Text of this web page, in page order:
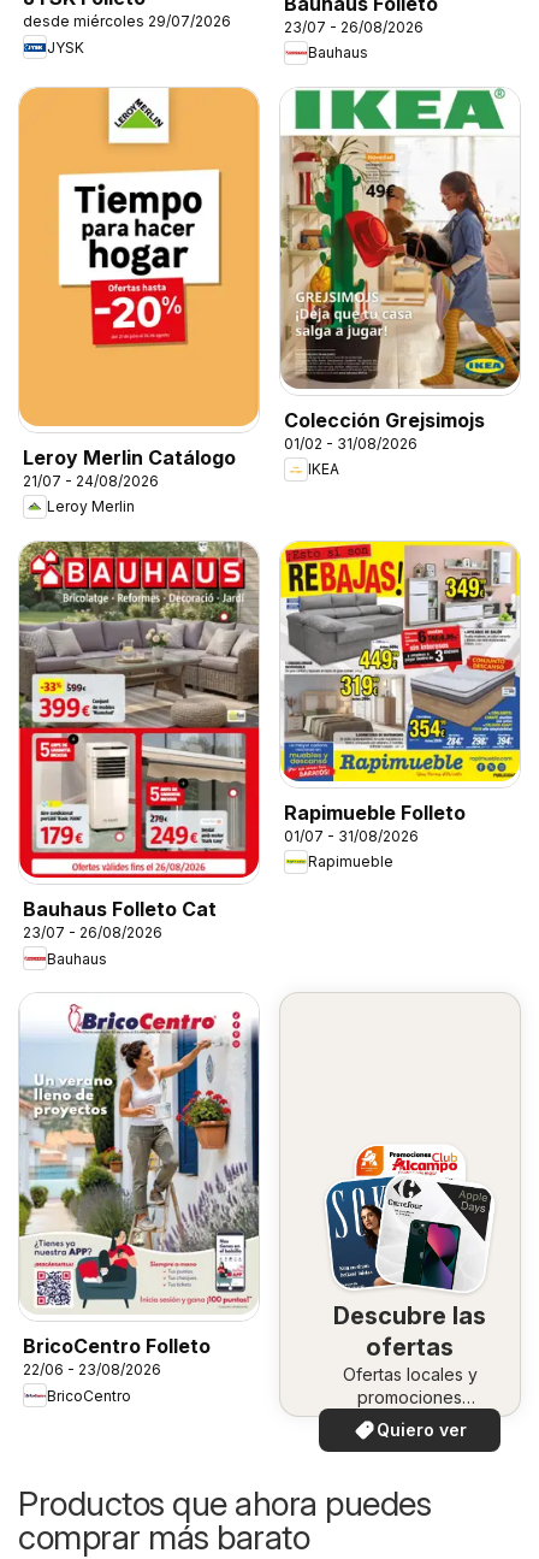
desde miércoles 29/07/2026
JYSK
23/07 - 26/08/2026
Bauhaus
Leroy Merlin Catálogo
21/07 - 24/08/2026
Leroy Merlin
Colección Grejsimojs
01/02 - 31/08/2026
IKEA
Bauhaus Folleto Cat
23/07 - 26/08/2026
Bauhaus
Rapimueble Folleto
01/07 - 31/08/2026
Rapimueble
BricoCentro Folleto
22/06 - 23/08/2026
BricoCentro
Descubre las
ofertas
Ofertas locales y
promociones
especiales.
Quiero ver
Productos que ahora puedes
comprar más barato